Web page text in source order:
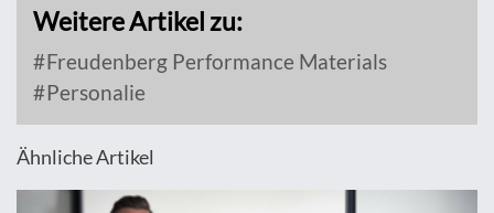
Weitere Artikel zu:
Freudenberg Performance Materials
Personalie
Ähnliche Artikel